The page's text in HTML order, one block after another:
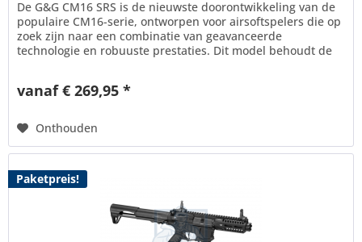
De G&G CM16 SRS is de nieuwste doorontwikkeling van de
populaire CM16-serie, ontworpen voor airsoftspelers die op
zoek zijn naar een combinatie van geavanceerde
technologie en robuuste prestaties. Dit model behoudt de
vanaf € 269,95 *
Onthouden
Paketpreis!